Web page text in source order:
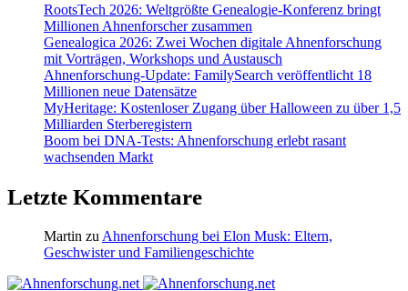
RootsTech 2026: Weltgrößte Genealogie-Konferenz bringt
Millionen Ahnenforscher zusammen
Genealogica 2026: Zwei Wochen digitale Ahnenforschung
mit Vorträgen, Workshops und Austausch
Ahnenforschung-Update: FamilySearch veröffentlicht 18
Millionen neue Datensätze
MyHeritage: Kostenloser Zugang über Halloween zu über 1,5
Milliarden Sterberegistern
Boom bei DNA-Tests: Ahnenforschung erlebt rasant
wachsenden Markt
Letzte Kommentare
Martin zu Ahnenforschung bei Elon Musk: Eltern,
Geschwister und Familiengeschichte